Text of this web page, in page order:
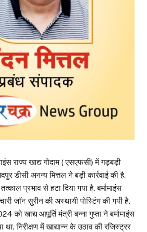
राज्य खाद्य गोदाम ( एसएफसी) में गड़बड़ी
डीसी अनन्य मित्तल ने बड़ी कार्रवाई की है.
प्रभाव से हटा दिया गया है. बर्मामाइंस
जॉन सुरीन की अस्थायी पोस्टिंग की गयी है.
खाद्य आपूर्ति मंत्री बन्ना गुप्ता ने बर्मामाइंस
था. निरीक्षण में खाद्यान्न के उठाव की रजिस्ट्रर